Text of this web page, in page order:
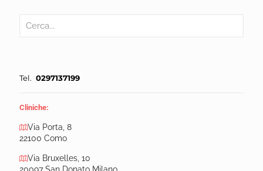
Tel. 0297137199
Cliniche:
Via Porta, 8
22100 Como
Via Bruxelles, 10